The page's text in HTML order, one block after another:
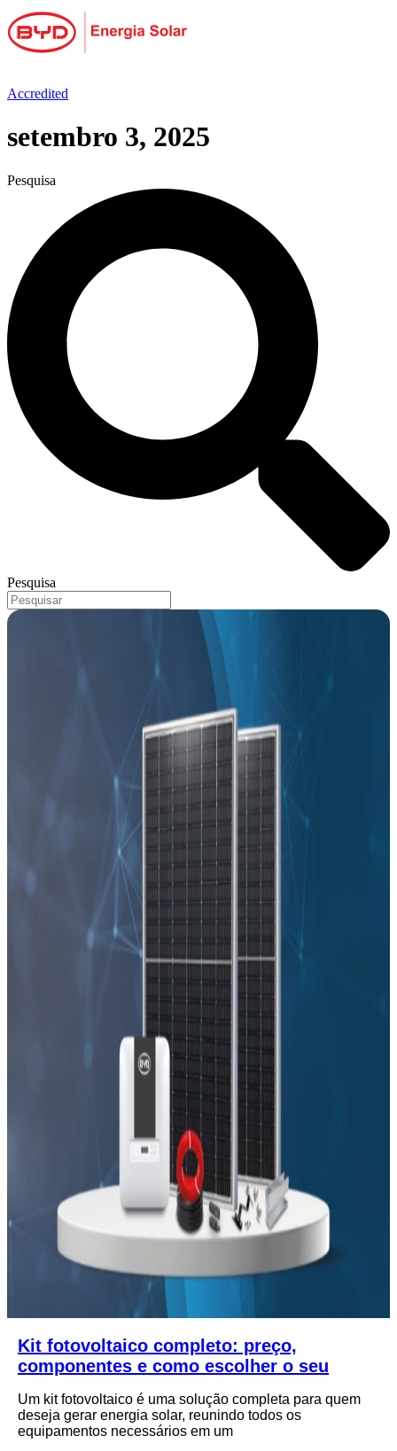
para
o
Accredited
setembro 3, 2025
Pesquisa
Pesquisa
Kit fotovoltaico completo: preço,
componentes e como escolher o seu
Um kit fotovoltaico é uma solução completa para quem
deseja gerar energia solar, reunindo todos os
equipamentos necessários em um